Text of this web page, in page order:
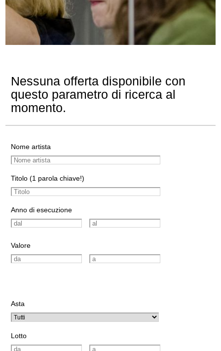
Nessuna offerta disponibile con
questo parametro di ricerca al
momento.
Nome artista
Titolo (1 parola chiave!)
Anno di esecuzione
Valore
Asta
Lotto